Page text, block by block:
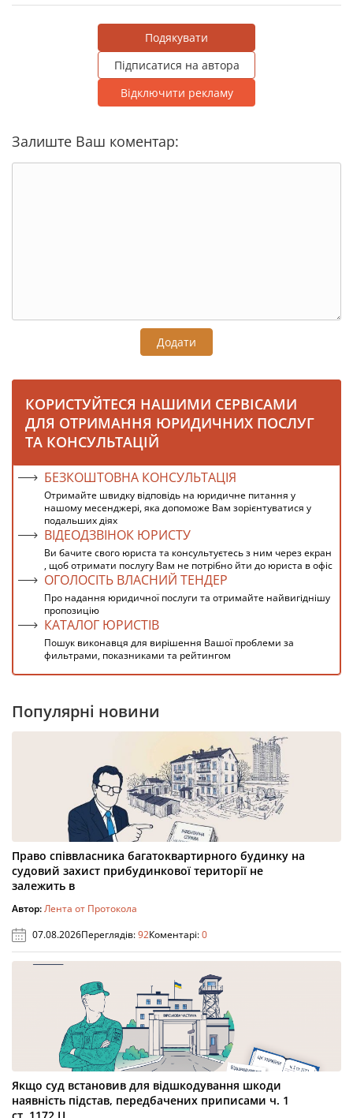
Подякувати
Підписатися на автора
Відключити рекламу
Залиште Ваш коментар:
Додати
КОРИСТУЙТЕСЯ НАШИМИ СЕРВІСАМИ
ДЛЯ ОТРИМАННЯ ЮРИДИЧНИХ ПОСЛУГ
ТА КОНСУЛЬТАЦІЙ
БЕЗКОШТОВНА КОНСУЛЬТАЦІЯ
Отримайте швидку відповідь на юридичне питання у
нашому месенджері, яка допоможе Вам зорієнтуватися у
подальших діях
ВІДЕОДЗВІНОК ЮРИСТУ
Ви бачите свого юриста та консультуєтесь з ним через екран
, щоб отримати послугу Вам не потрібно йти до юриста в офіс
ОГОЛОСІТЬ ВЛАСНИЙ ТЕНДЕР
Про надання юридичної послуги та отримайте найвигіднішу
пропозицію
КАТАЛОГ ЮРИСТІВ
Пошук виконавця для вирішення Вашої проблеми за
фильтрами, показниками та рейтингом
Популярні новини
Право співвласника багатоквартирного будинку на
судовий захист прибудинкової території не
залежить в
Автор:Лента от Протокола
07.08.2026Переглядів:92Коментарі:0
Якщо суд встановив для відшкодування шкоди
наявність підстав, передбачених приписами ч. 1